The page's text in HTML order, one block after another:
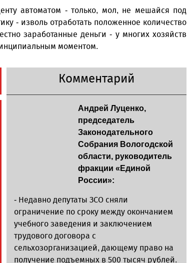
автоматом - только, мол, не мешайся под
- изволь отработать положенное количество
заработанные деньги - у многих хозяйств
моментом.
Комментарий
Андрей Луценко,
председатель
Законодательного
Собрания Вологодской
области, руководитель
фракции «Единой
России»:
- Недавно депутаты ЗСО сняли
ограничение по сроку между окончанием
учебного заведения и заключением
трудового договора с
сельхозорганизацией, дающему право на
получение подъемных в 500 тысяч рублей.